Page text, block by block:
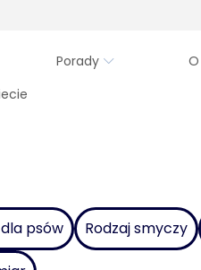
Porady
O
psów Rodzaj smyczy